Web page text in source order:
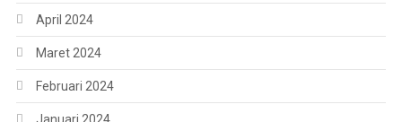
April 2024
Maret 2024
Februari 2024